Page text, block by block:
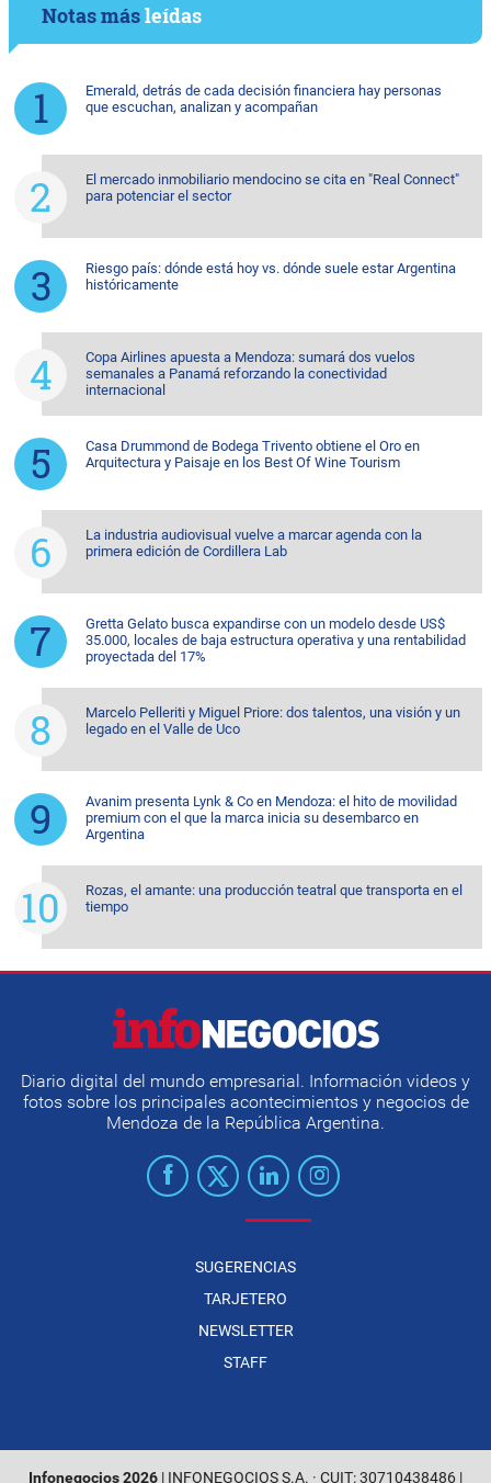
Notas másleídas
Emerald, detrás de cada decisión financiera hay personas
que escuchan, analizan y acompañan
El mercado inmobiliario mendocino se cita en "Real Connect"
para potenciar el sector
Riesgo país: dónde está hoy vs. dónde suele estar Argentina
históricamente
Copa Airlines apuesta a Mendoza: sumará dos vuelos
semanales a Panamá reforzando la conectividad
internacional
Casa Drummond de Bodega Trivento obtiene el Oro en
Arquitectura y Paisaje en los Best Of Wine Tourism
La industria audiovisual vuelve a marcar agenda con la
primera edición de Cordillera Lab
Gretta Gelato busca expandirse con un modelo desde US$
35.000, locales de baja estructura operativa y una rentabilidad
proyectada del 17%
Marcelo Pelleriti y Miguel Priore: dos talentos, una visión y un
legado en el Valle de Uco
Avanim presenta Lynk & Co en Mendoza: el hito de movilidad
premium con el que la marca inicia su desembarco en
Argentina
Rozas, el amante: una producción teatral que transporta en el
tiempo
Diario digital del mundo empresarial. Información videos y
fotos sobre los principales acontecimientos y negocios de
Mendoza de la República Argentina.
SUGERENCIAS
TARJETERO
NEWSLETTER
STAFF
Infonegocios 2026 | INFONEGOCIOS S.A. · CUIT: 30710438486 |